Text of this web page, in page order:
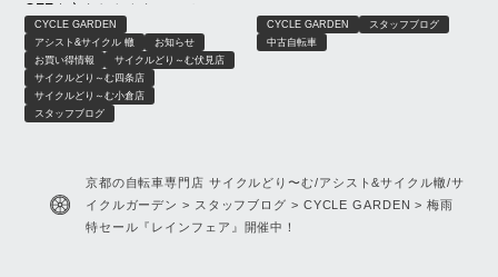
OFF｜京もおトクキャンペーン
【8月限定】｜京都 サイクルどり
～む、アシスト＆サイクル轍、
サイクルガーデン
CYCLE GARDEN
アシスト&サイクル 轍
お知らせ
お買い得情報
サイクルどり～む伏見店
サイクルどり～む四条店
サイクルどり～む小倉店
スタッフブログ
CYCLE GARDEN
スタッフブログ
中古自転車
京都の自転車専門店 サイクルどり〜む/アシスト&サイクル轍/サ
イクルガーデン > スタッフブログ > CYCLE GARDEN >梅雨
特セール『レインフェア』開催中！